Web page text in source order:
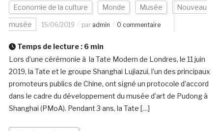
Economie de la culture Monde Musée Nouveau
musée 15/06/2019 par admin 0 commentaire
Temps de lecture : 6 min
Lors d’une cérémonie à la Tate Modern de Londres, le 11 juin
2019, la Tate et le groupe Shanghai Lujiazui, l’un des principaux
promoteurs publics de Chine, ont signé un protocole d’accord
dans le cadre du développement du musée d’art de Pudong à
Shanghai (PMoA). Pendant 3 ans, la Tate […]